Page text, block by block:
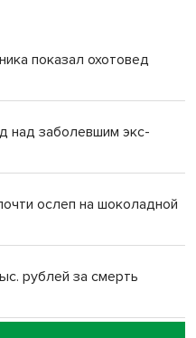
показал охотовед
над заболевшим экс-
ослеп на шоколадной
рублей за смерть